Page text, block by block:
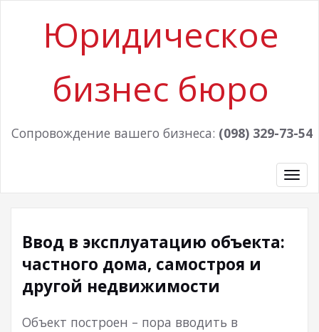
Юридическое
бизнес бюро
Сопровождение вашего бизнеса: (098) 329-73-54
Ввод в эксплуатацию объекта:
частного дома, самостроя и
другой недвижимости
Объект построен – пора вводить в